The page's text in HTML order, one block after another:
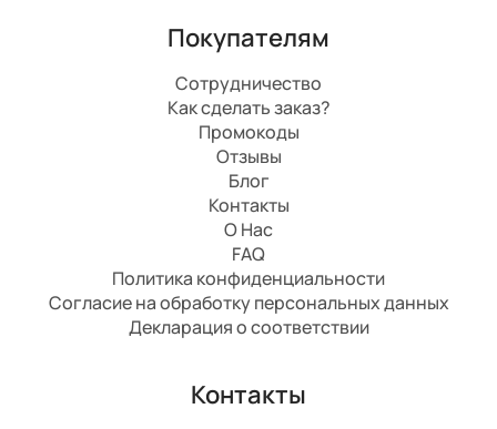
Покупателям
Сотрудничество
Как сделать заказ?
Промокоды
Отзывы
Блог
Контакты
О Нас
FAQ
Политика конфиденциальности
Согласие на обработку персональных данных
Декларация о соответствии
Контакты